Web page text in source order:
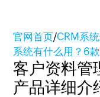
官网首页/CRM系
系统有什么用？6
客户资料管
产品详细介